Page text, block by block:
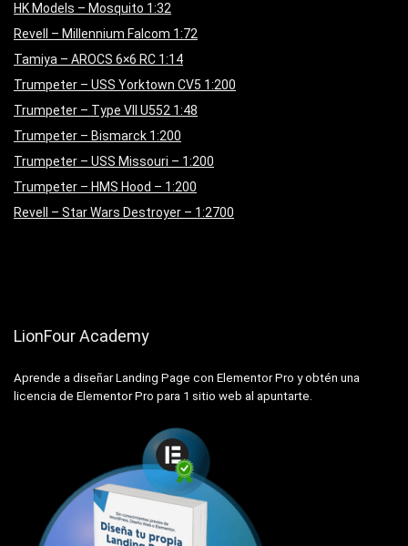
HK Models – Mosquito 1:32
Revell – Millennium Falcom 1:72
Tamiya – AROCS 6×6 RC 1:14
Trumpeter – USS Yorktown CV5 1:200
Trumpeter – Type VII U552 1:48
Trumpeter – Bismarck 1:200
Trumpeter – USS Missouri – 1:200
Trumpeter – HMS Hood – 1:200
Revell – Star Wars Destroyer – 1:2700
LionFour Academy
Aprende a diseñar Landing Page con Elementor Pro y obtén una
licencia de Elementor Pro para 1 sitio web al apuntarte.